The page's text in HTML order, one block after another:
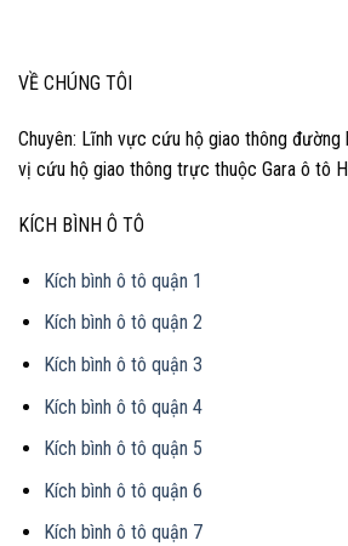
VỀ CHÚNG TÔI
Chuyên: Lĩnh vực cứu hộ giao thông
vị cứu hộ giao thông trực thuộc Gara ô tô
KÍCH BÌNH Ô TÔ
Kích bình ô tô quận 1
Kích bình ô tô quận 2
Kích bình ô tô quận 3
Kích bình ô tô quận 4
Kích bình ô tô quận 5
Kích bình ô tô quận 6
Kích bình ô tô quận 7